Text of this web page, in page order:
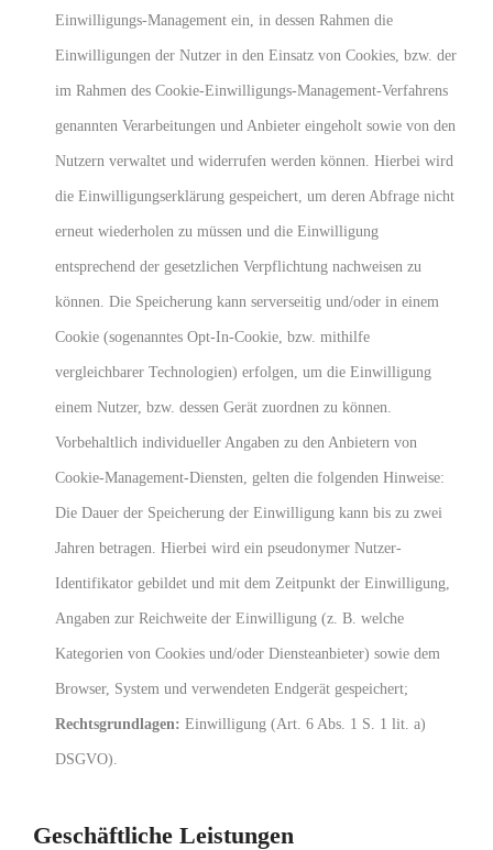
Einwilligungs-Management ein, in dessen Rahmen die
Einwilligungen der Nutzer in den Einsatz von Cookies, bzw. der
im Rahmen des Cookie-Einwilligungs-Management-Verfahrens
genannten Verarbeitungen und Anbieter eingeholt sowie von den
Nutzern verwaltet und widerrufen werden können. Hierbei wird
die Einwilligungserklärung gespeichert, um deren Abfrage nicht
erneut wiederholen zu müssen und die Einwilligung
entsprechend der gesetzlichen Verpflichtung nachweisen zu
können. Die Speicherung kann serverseitig und/oder in einem
Cookie (sogenanntes Opt-In-Cookie, bzw. mithilfe
vergleichbarer Technologien) erfolgen, um die Einwilligung
einem Nutzer, bzw. dessen Gerät zuordnen zu können.
Vorbehaltlich individueller Angaben zu den Anbietern von
Cookie-Management-Diensten, gelten die folgenden Hinweise:
Die Dauer der Speicherung der Einwilligung kann bis zu zwei
Jahren betragen. Hierbei wird ein pseudonymer Nutzer-
Identifikator gebildet und mit dem Zeitpunkt der Einwilligung,
Angaben zur Reichweite der Einwilligung (z. B. welche
Kategorien von Cookies und/oder Diensteanbieter) sowie dem
Browser, System und verwendeten Endgerät gespeichert;
Rechtsgrundlagen: Einwilligung (Art. 6 Abs. 1 S. 1 lit. a)
DSGVO).
Geschäftliche Leistungen